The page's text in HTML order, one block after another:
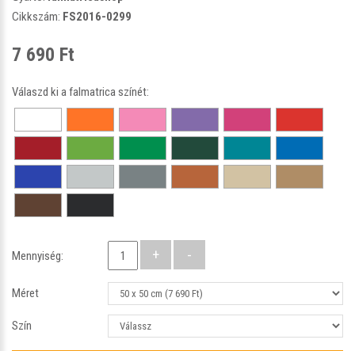
Cikkszám: FS2016-0299
7 690 Ft
Válaszd ki a falmatrica színét:
Mennyiség:
Méret
Szín